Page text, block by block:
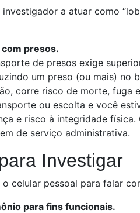
a atuar como
presos.
de presos exige
um preso (ou mais) no
corre risco de morte, fuga
ou escolta e você
e risco à integridade
de serviço administrativa.
Investigar
celular pessoal para falar
para fins funcionais.